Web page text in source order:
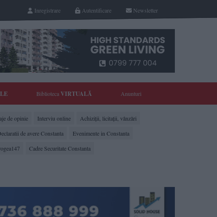
Newsletter
Autentificare
Inregistrare
BibliotecaVIRTUALĂ Anunturi
de opinie Interviu online
Achiziții, licitații, vânzări
de avere Constanta
Evenimente in Constanta
Cadre Securitate Constanta